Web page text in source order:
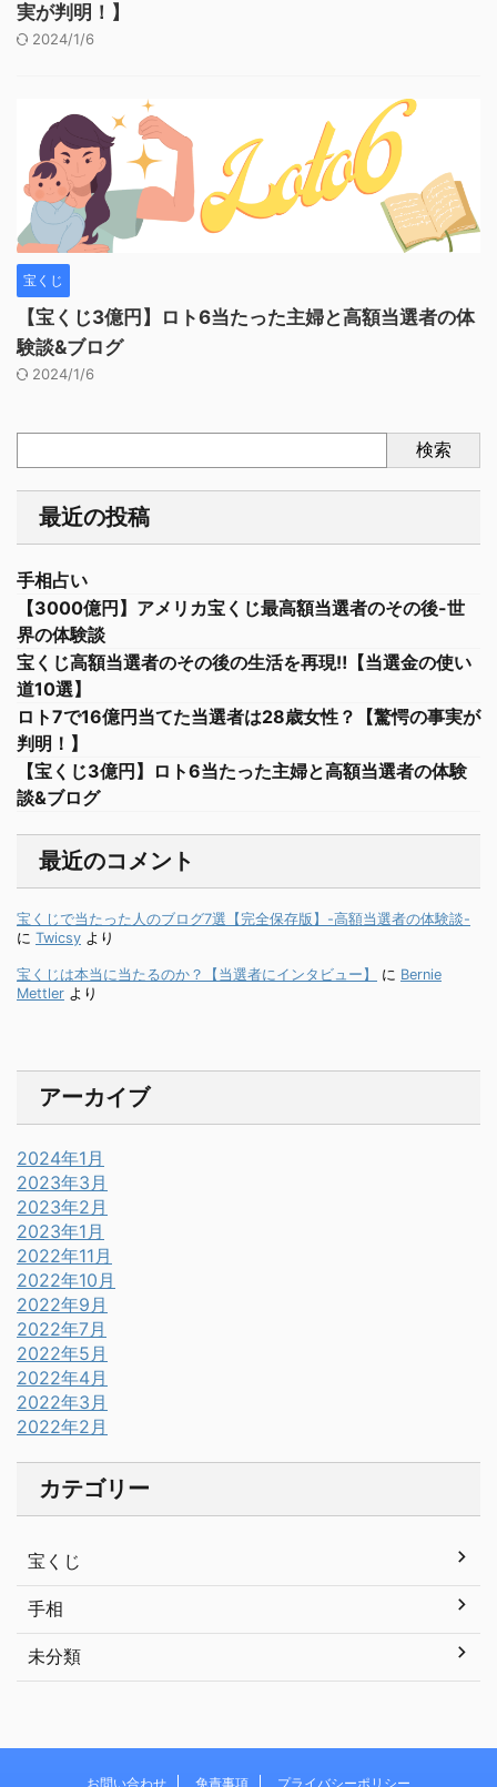
実が判明！】
2024/1/6
宝くじ
【宝くじ3億円】ロト6当たった主婦と高額当選者の体
験談&ブログ
2024/1/6
検索
最近の投稿
手相占い
【3000億円】アメリカ宝くじ最高額当選者のその後-世
界の体験談
宝くじ高額当選者のその後の生活を再現‼︎【当選金の使い
道10選】
ロト7で16億円当てた当選者は28歳女性？【驚愕の事実が
判明！】
【宝くじ3億円】ロト6当たった主婦と高額当選者の体験
談&ブログ
最近のコメント
宝くじで当たった人のブログ7選【完全保存版】-高額当選者の体験談-
に Twicsy より
宝くじは本当に当たるのか？【当選者にインタビュー】 に Bernie
Mettler より
アーカイブ
2024年1月
2023年3月
2023年2月
2023年1月
2022年11月
2022年10月
2022年9月
2022年7月
2022年5月
2022年4月
2022年3月
2022年2月
カテゴリー
宝くじ
手相
未分類
お問い合わせ 免責事項 プライバシーポリシー